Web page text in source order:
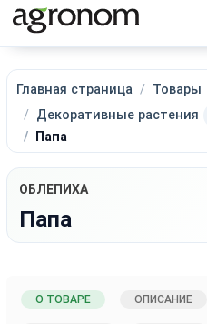
Главная страница Товары
Декоративные растения
Папа
ОБЛЕПИХА
Папа
О ТОВАРЕ ОПИСАНИЕ